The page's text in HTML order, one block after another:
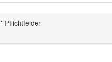
* Pflichtfelder